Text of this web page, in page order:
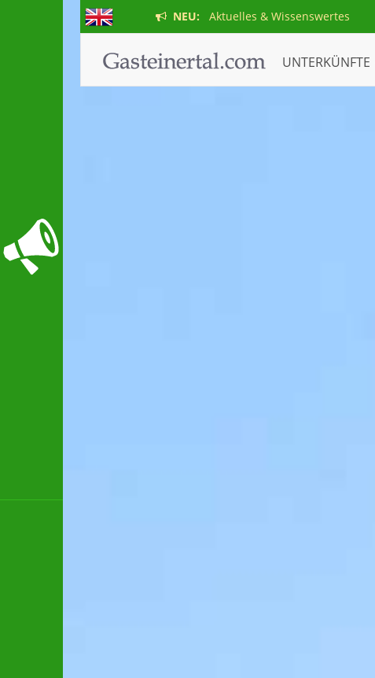
NEU: Aktuelles & Wissenswertes
UNTERKÜNFTE